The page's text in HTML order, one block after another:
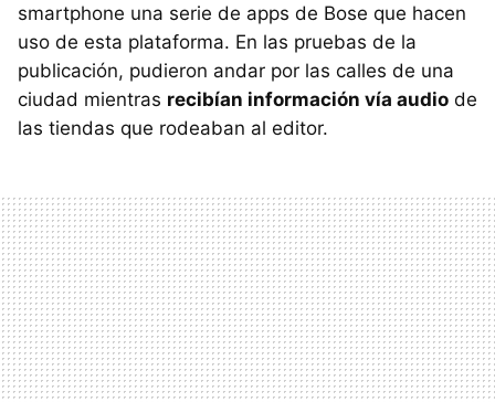
smartphone una serie de apps de Bose que hacen
uso de esta plataforma. En las pruebas de la
publicación, pudieron andar por las calles de una
ciudad mientras recibían información vía audio de
las tiendas que rodeaban al editor.